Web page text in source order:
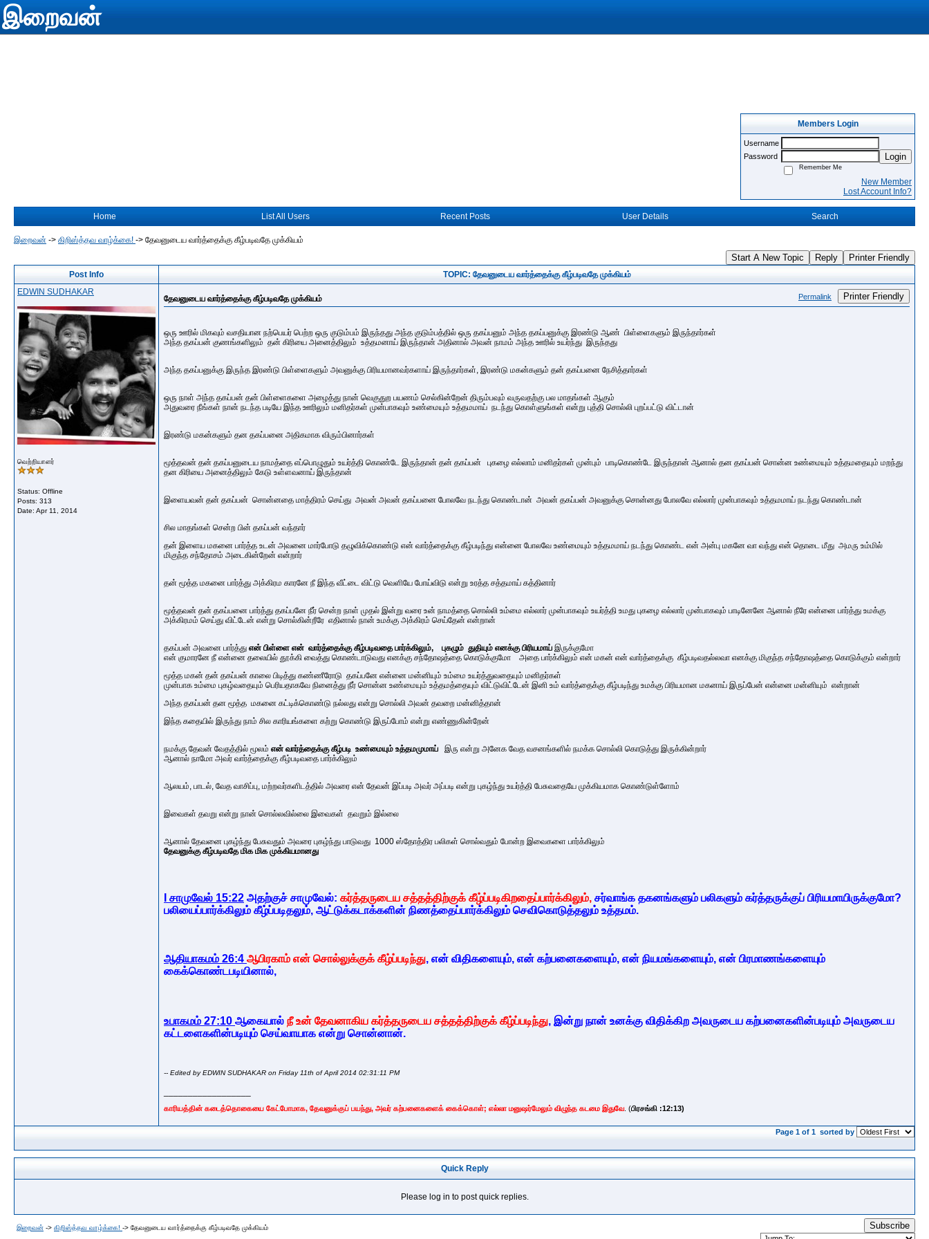
இறைவன்
Members Login
Username
Password
Login
Remember Me
New Member
Lost Account Info?
Home List All Users Recent Posts User Details Search
இறைவன் -> கிறிஸ்த்தவ வாழ்க்கை! -> தேவனுடைய வார்த்தைக்கு கீழ்படிவதே முக்கியம்
Start A New Topic Reply Printer Friendly
Post Info
TOPIC: தேவனுடைய வார்த்தைக்கு கீழ்படிவதே முக்கியம்
EDWIN SUDHAKAR
வெற்றியாளர்
Status: Offline
Posts: 313
Date: Apr 11, 2014
தேவனுடைய வார்த்தைக்கு கீழ்படிவதே முக்கியம் Permalink Printer Friendly
ஒரு ஊரில் மிகவும் வசதியான நற்பெயர் பெற்ற ஒரு குடும்பம் இருந்தது அந்த குடும்பத்தில் ஒரு தகப்பனும் அந்த தகப்பனுக்கு இரண்டு ஆண் பிள்ளைகளும் இருந்தார்கள்
அந்த தகப்பன் குணங்களிலும் தன் கிரியை அனைத்திலும் உத்தமனாய் இருந்தான் அதினால் அவன் நாமம் அந்த ஊரில் உயர்ந்து இருந்தது
அந்த தகப்பனுக்கு இருந்த இரண்டு பிள்ளைகளும் அவனுக்கு பிரியமானவர்களாய் இருந்தார்கள், இரண்டு மகன்களும் தன் தகப்பனை நேசித்தார்கள்
ஒரு நாள் அந்த தகப்பன் தன் பிள்ளைகளை அழைத்து நான் வெகுதுற பயணம் செல்கின்றேன் திரும்பவும் வருவதற்கு பல மாதங்கள் ஆகும்
அதுவரை நீங்கள் நான் நடந்த படியே இந்த ஊரிலும் மனிதர்கள் முன்பாகவும் உண்மையும் உத்தமமாய் நடந்து கொள்ளுங்கள் என்று புத்தி சொல்லி புறப்பட்டு விட்டான்
இரண்டு மகன்களும் தன தகப்பனை அதிகமாக விரும்பினார்கள்
மூத்தவன் தன் தகப்பனுடைய நாமத்தை எப்பொழுதும் உயர்த்தி கொண்டே இருந்தான் தன் தகப்பன் புகழை எல்லாம் மனிதர்கள் முன்பும் பாடிகொண்டே இருந்தான் ஆனால் தன தகப்பன் சொன்ன உண்மையும் உத்தமதையும் மறந்து
தன கிரியை அனைத்திலும் கேடு உள்ளவனாய் இருந்தான்
இளையவன் தன் தகப்பன் சொன்னதை மாத்திரம் செய்து அவன் அவன் தகப்பனை போலவே நடந்து கொண்டான் அவன் தகப்பன் அவனுக்கு சொன்னது போலவே எல்லார் முன்பாகவும் உத்தமமாய் நடந்து கொண்டான்
சில மாதங்கள் சென்ற பின் தகப்பன் வந்தார்
தன் இளைய மகனை பார்த்த உடன் அவனை மார்போடு தழுவிக்கொண்டு என் வார்த்தைக்கு கீழ்படிந்து என்னை போலவே உண்மையும் உத்தமமாய் நடந்து கொண்ட என் அன்பு மகனே வா வந்து என் தொடை மீது அமரு உம்மில்
மிகுந்த சந்தோசம் அடைகின்றேன் என்றார்
தன் மூத்த மகனை பார்த்து அக்கிரம காரனே நீ இந்த வீட்டை விட்டு வெளியே போய்விடு என்று உரத்த சத்தமாய் கத்தினார்
மூத்தவன் தன் தகப்பனை பார்த்து தகப்பனே நீர் சென்ற நாள் முதல் இன்று வரை உன் நாமத்தை சொல்லி உம்மை எல்லார் முன்பாகவும் உயர்த்தி உமது புகழை எல்லார் முன்பாகவும் பாடினேனே ஆனால் நீரே என்னை பார்த்து உமக்கு
அக்கிரமம் செய்து விட்டேன் என்று சொல்கின்றீரே எதினால் நான் உமக்கு அக்கிரம் செய்தேன் என்றான்
தகப்பன் அவனை பார்த்து என் பிள்ளை என் வார்த்தைக்கு கீழ்படிவதை பார்க்கிலும், புகழும் துதியும் எனக்கு பிரியமாய் இருக்குமோ
என் குமாரனே நீ என்னை தலையில் தூக்கி வைத்து கொண்டாடுவது எனக்கு சந்தோஷத்தை கொடுக்குமோ அதை பார்க்கிலும் என் மகன் என் வார்த்தைக்கு கீழ்படிவதல்லவா எனக்கு மிகுந்த சந்தோஷத்தை கொடுக்கும் என்றார்
மூத்த மகன் தன் தகப்பன் காலை பிடித்து கண்ணீரோடு தகப்பனே என்னை மன்னியும் உம்மை உயர்த்துவதையும் மனிதர்கள்
முன்பாக உம்மை புகழ்வதையும் பெரியதாகவே நினைத்து நீர் சொன்ன உண்மையும் உத்தமத்தையும் விட்டுவிட்டேன் இனி உம் வார்த்தைக்கு கீழ்படிந்து உமக்கு பிரியமான மகனாய் இருப்பேன் என்னை மன்னியும் என்றான்
அந்த தகப்பன் தன மூத்த மகனை கட்டிக்கொண்டு நல்லது என்று சொல்லி அவன் தவறை மன்னித்தான்
இந்த கதையில் இருந்து நாம் சில காரியங்களை கற்று கொண்டு இருப்போம் என்று எண்ணுகின்றேன்
நமக்கு தேவன் வேதத்தில் மூலம் என் வார்த்தைக்கு கீழ்படி உண்மையும் உத்தமமுமாய் இரு என்று அனேக வேத வசனங்களில் நமக்க சொல்லி கொடுத்து இருக்கின்றார்
ஆனால் நாமோ அவர் வார்த்தைக்கு கீழ்படிவதை பார்க்கிலும்
ஆலயம், பாடல், வேத வாசிப்பு, மற்றவர்களிடத்தில் அவரை என் தேவன் இப்படி அவர் அப்படி என்று புகழ்ந்து உயர்த்தி பேசுவதையே முக்கியமாக கொண்டுள்ளோம்
இவைகள் தவறு என்று நான் சொல்லவில்லை இவைகள் தவறும் இல்லை
ஆனால் தேவனை புகழ்ந்து பேசுவதும் அவரை புகழ்ந்து பாடுவது 1000 ஸ்தோத்திர பலிகள் சொல்வதும் போன்ற இவைகளை பார்க்கிலும்
தேவனுக்கு கீழ்படிவதே மிக மிக முக்கியமானது
I சாமுவேல் 15:22 அதற்குச் சாமுவேல்: கர்த்தருடைய சத்தத்திற்குக் கீழ்ப்படிகிறதைப்பார்க்கிலும், சர்வாங்க தகனங்களும் பலிகளும் கர்த்தருக்குப் பிரியமாயிருக்குமோ?
பலியைப்பார்க்கிலும் கீழ்ப்படிதலும், ஆட்டுக்கடாக்களின் நிணத்தைப்பார்க்கிலும் செவிகொடுத்தலும் உத்தமம்.
ஆதியாகமம் 26:4 ஆபிரகாம் என் சொல்லுக்குக் கீழ்ப்படிந்து, என் விதிகளையும், என் கற்பனைகளையும், என் நியமங்களையும், என் பிரமாணங்களையும்
கைக்கொண்டபடியினால்,
உபாகமம் 27:10 ஆகையால் நீ உன் தேவனாகிய கர்த்தருடைய சத்தத்திற்குக் கீழ்ப்படிந்து, இன்று நான் உனக்கு விதிக்கிற அவருடைய கற்பனைகளின்படியும் அவருடைய
கட்டளைகளின்படியும் செய்வாயாக என்று சொன்னான்.
-- Edited by EDWIN SUDHAKAR on Friday 11th of April 2014 02:31:11 PM
காரியத்தின் கடைத்தொகையை கேட்போமாக, தேவனுக்குப் பயந்து, அவர் கற்பனைகளைக் கைக்கொள்; எல்லா மனுஷர்மேலும் விழுந்த கடமை இதுவே . (பிரசங்கி :12:13)
Page 1 of 1 sorted by
Quick Reply
Please log in to post quick replies.
இறைவன் -> கிறிஸ்த்தவ வாழ்க்கை! -> தேவனுடைய வார்த்தைக்கு கீழ்படிவதே முக்கியம் Subscribe